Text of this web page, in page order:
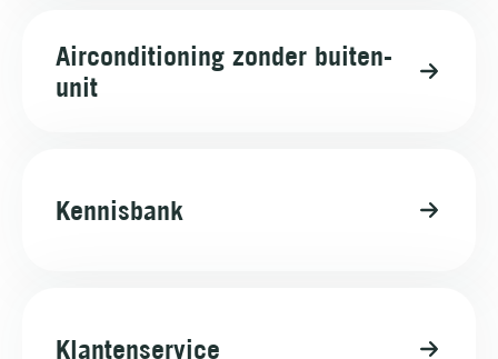
Airconditioning zonder buiten-
unit
Kennisbank
Klantenservice